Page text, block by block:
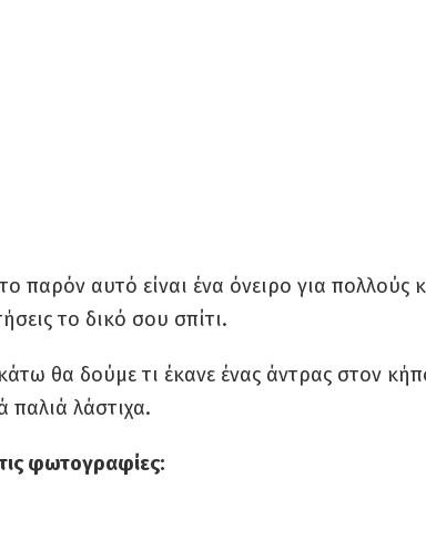
παρόν αυτό είναι ένα όνειρο για πολλούς
το δικό σου σπίτι.
θα δούμε τι έκανε ένας άντρας στον
παλιά λάστιχα.
φωτογραφίες: